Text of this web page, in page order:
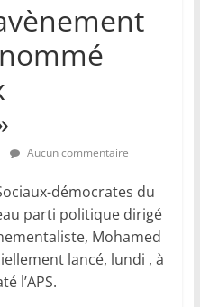
Aucun commentaire
démocrates du
parti politique dirigé
Mohamed
lancé, lundi , à
l’APS.